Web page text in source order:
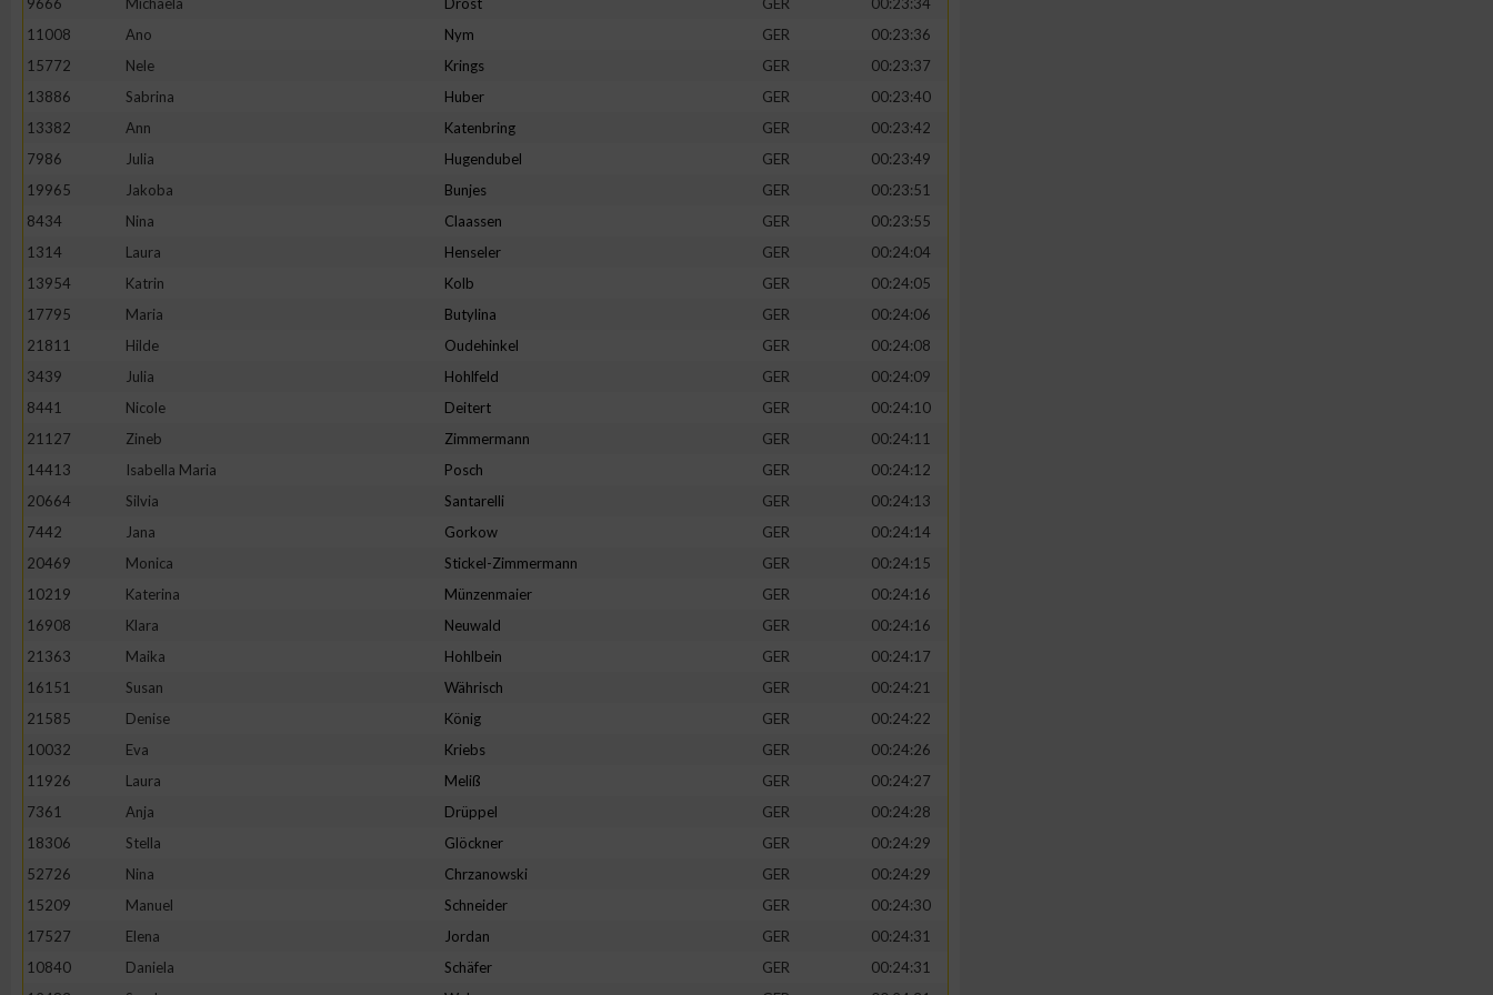
11008
Ano Nym GER
00:23:36
15772
Nele Krings GER
00:23:37
13886
Sabrina Huber GER
00:23:40
13382
Ann Katenbring GER
00:23:42
7986
Julia Hugendubel GER
00:23:49
19965
Jakoba Bunjes GER
00:23:51
8434
Nina Claassen GER
00:23:55
1314
Laura Henseler GER
00:24:04
13954
Katrin Kolb GER
00:24:05
17795
Maria Butylina GER
00:24:06
21811
Hilde Oudehinkel GER
00:24:08
3439
Julia Hohlfeld GER
00:24:09
8441
Nicole Deitert GER
00:24:10
21127
Zineb Zimmermann GER
00:24:11
14413
Isabella Maria Posch GER
00:24:12
20664
Silvia Santarelli GER
00:24:13
7442
Jana Gorkow GER
00:24:14
20469
Monica Stickel-Zimmermann GER
00:24:15
10219
Katerina Münzenmaier GER
00:24:16
16908
Klara Neuwald GER
00:24:16
21363
Maika Hohlbein GER
00:24:17
16151
Susan Währisch GER
00:24:21
21585
Denise König GER
00:24:22
10032
Eva Kriebs GER
00:24:26
11926
Laura Meliß GER
00:24:27
7361
Anja Drüppel GER
00:24:28
18306
Stella Glöckner GER
00:24:29
52726
Nina Chrzanowski GER
00:24:29
15209
Manuel Schneider GER
00:24:30
17527
Elena Jordan GER
00:24:31
10840
Daniela Schäfer GER
00:24:31
Erstellung von Profilen zur Personalisierung von Inhalten
Messung der Werbeleistung
Messung der Performance von Inhalten
Analyse von Zielgruppen durch Statistiken oder Kombinationen von Daten aus
Entwicklung und Verbesserung der Angebote
IAB-Besonderheiten:
Geräte anhand von aktiv angeforderten Informationen identifizieren
Nicht-IAB-Verarbeitungszwecke:
Notwendig
Performance
Funktional